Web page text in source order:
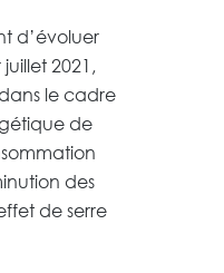
d’évoluer
2021,
le cadre
de
des
de serre